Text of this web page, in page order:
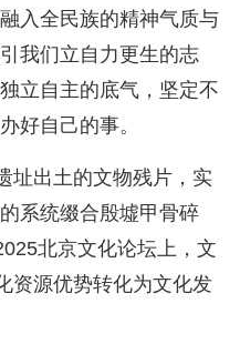
入全民族的精神气质与
我们立自力更生的志
立自主的底气，坚定不
好自己的事。
址出土的文物残片，实
系统缀合殷墟甲骨碎
北京文化论坛上，文
资源优势转化为文化发